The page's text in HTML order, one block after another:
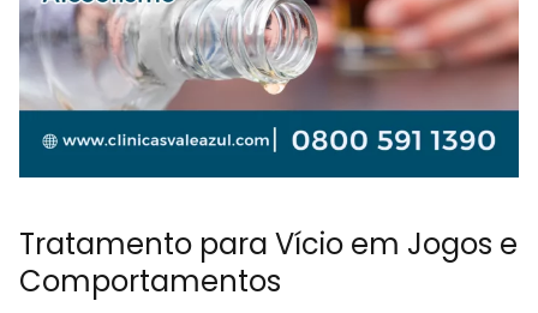
Tratamento para Vício em Jogos e
Comportamentos